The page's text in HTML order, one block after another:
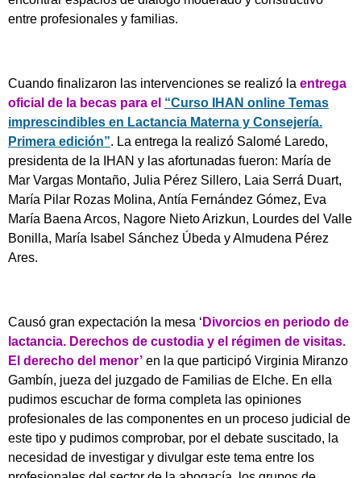
entre profesionales y familias.
Cuando finalizaron las intervenciones se realizó la entrega
oficial de la becas para el “Curso IHAN online Temas
imprescindibles en Lactancia Materna y Consejería.
Primera edición”. La entrega la realizó Salomé Laredo,
presidenta de la IHAN y las afortunadas fueron: María de
Mar Vargas Montaño, Julia Pérez Sillero, Laia Serrá Duart,
María Pilar Rozas Molina, Antía Fernández Gómez, Eva
María Baena Arcos, Nagore Nieto Arizkun, Lourdes del Valle
Bonilla, María Isabel Sánchez Úbeda y Almudena Pérez
Ares.
Causó gran expectación la mesa ‘ Divorcios en periodo de
lactancia. Derechos de custodia y el régimen de visitas.
El derecho del menor’ en la que participó Virginia Miranzo
Gambín, jueza del juzgado de Familias de Elche. En ella
pudimos escuchar de forma completa las opiniones
profesionales de las componentes en un proceso judicial de
este tipo y pudimos comprobar, por el debate suscitado, la
necesidad de investigar y divulgar este tema entre los